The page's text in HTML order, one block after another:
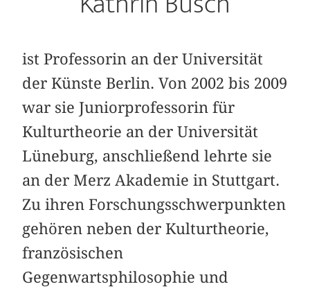
ist Professorin an der Universität
der Künste Berlin. Von 2002 bis 2009
war sie Juniorprofessorin für
Kulturtheorie an der Universität
Lüneburg, anschließend lehrte sie
an der Merz Akademie in Stuttgart.
Zu ihren Forschungsschwerpunkten
gehören neben der Kulturtheorie,
französischen
Gegenwartsphilosophie und